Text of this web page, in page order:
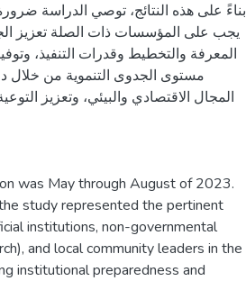
بناءً على هذه النتائج، توصي الدراسة
يجب على المؤسسات ذات الصلة تعزيز
المعرفة والتخطيط وقدرات التنفيذ،
مستوى الجدوى التنموية من خلال
المجال الاقتصادي والبيئي، وتعزيز
was May through August of 2023.
study represented the pertinent
institutions, non-governmental
and local community leaders in the
institutional preparedness and